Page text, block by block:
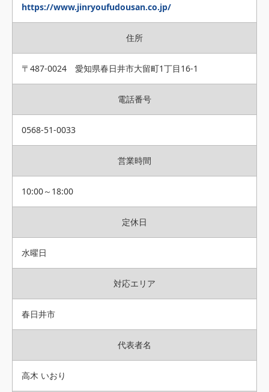
https://www.jinryoufudousan.co.jp/
住所
〒487-0024 愛知県春日井市大留町1丁目16-1
電話番号
0568-51-0033
営業時間
10:00～18:00
定休日
水曜日
対応エリア
春日井市
代表者名
高木 いおり